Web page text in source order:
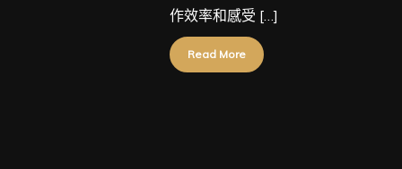
作效率和感受 […]
Read More